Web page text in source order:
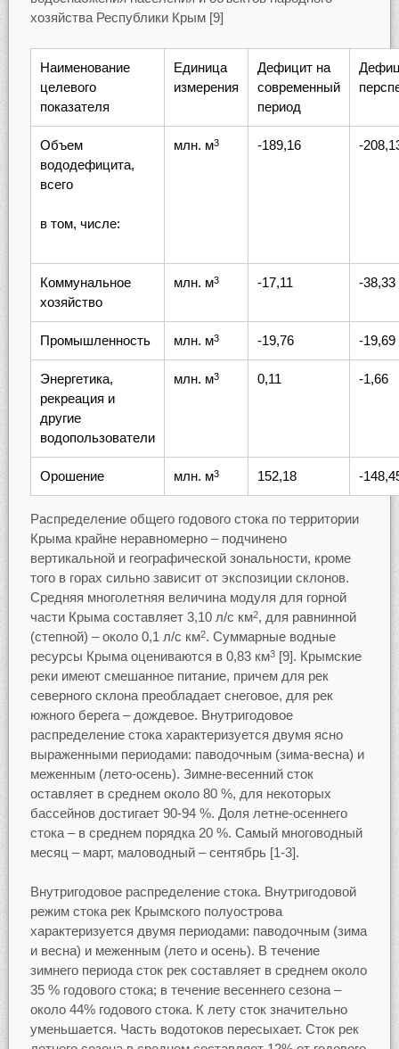
хозяйства Республики Крым [9]
Наименование
целевого
показателя
Единица
измерения
Дефицит на
современный
период
Объем
вододефицита,
всего
в том, числе:
млн. м3 -189,16 -
Коммунальное
хозяйство
млн. м3 -17,11 -38,33
Промышленность млн. м3 -19,76 -19,69
Энергетика,
рекреация и
другие
водопользователи
млн. м3 0,11 -1,66
Орошение млн. м3 152,18 -
Распределение общего годового стока по территории
Крыма крайне неравномерно – подчинено
вертикальной и географической зональности, кроме
того в горах сильно зависит от экспозиции склонов.
Средняя многолетняя величина модуля для горной
части Крыма составляет 3,10 л/с км2, для равнинной
(степной) – около 0,1 л/с км2. Суммарные водные
ресурсы Крыма оцениваются в 0,83 км3[9]. Крымские
реки имеют смешанное питание, причем для рек
северного склона преобладает снеговое, для рек
южного берега – дождевое. Внутригодовое
распределение стока характеризуется двумя ясно
выраженными периодами: паводочным (зима-весна) и
меженным (лето-осень). Зимне-весенний сток
оставляет в среднем около 80 %, для некоторых
бассейнов достигает 90-94 %. Доля летне-осеннего
стока – в среднем порядка 20 %. Самый многоводный
месяц – март, маловодный – сентябрь [1-3].
Внутригодовое распределение стока. Внутригодовой
режим стока рек Крымского полуострова
характеризуется двумя периодами: паводочным (зима
и весна) и меженным (лето и осень). В течение
зимнего периода сток рек составляет в среднем около
35 % годового стока; в течение весеннего сезона –
около 44% годового стока. К лету сток значительно
уменьшается. Часть водотоков пересыхает. Сток рек